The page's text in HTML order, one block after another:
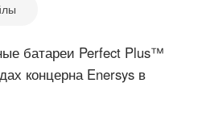
батареи Perfect Plus™
концерна Enersys в